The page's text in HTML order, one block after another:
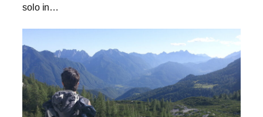
solo in…